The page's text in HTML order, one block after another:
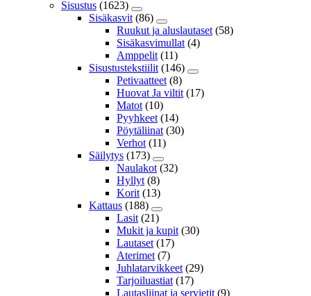
Sisustus (1623)
Sisäkasvit (86)
Ruukut ja aluslautaset (58)
Sisäkasvimullat (4)
Amppelit (11)
Sisustustekstiilit (146)
Petivaatteet (8)
Huovat Ja viltit (17)
Matot (10)
Pyyhkeet (14)
Pöytäliinat (30)
Verhot (11)
Säilytys (173)
Naulakot (32)
Hyllyt (8)
Korit (13)
Kattaus (188)
Lasit (21)
Mukit ja kupit (30)
Lautaset (17)
Aterimet (7)
Juhlatarvikkeet (29)
Tarjoiluastiat (17)
Lautasliinat ja servietit (9)